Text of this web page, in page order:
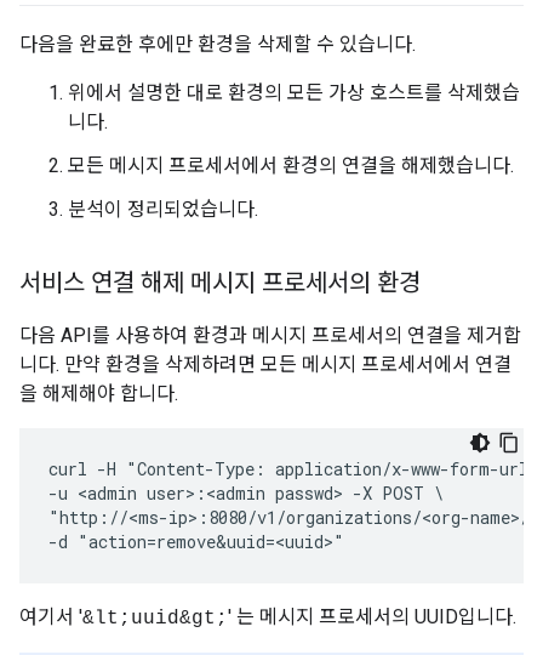
다음을 완료한 후에만 환경을 삭제할 수 있습니다.
위에서 설명한 대로 환경의 모든 가상 호스트를 삭제했습
니다.
모든 메시지 프로세서에서 환경의 연결을 해제했습니다.
분석이 정리되었습니다.
서비스 연결 해제 메시지 프로세서의 환경
다음 API를 사용하여 환경과 메시지 프로세서의 연결을 제거합
니다. 만약 환경을 삭제하려면 모든 메시지 프로세서에서 연결
을 해제해야 합니다.
curl -H "Content-Type: application/x-www-form-
-u <admin user>:<admin passwd> -X POST \
"http://<ms-ip>:8080/v1/organizations/<org-name>/
-d "action=remove&uuid=<uuid>"
여기서 '&lt;uuid&gt; ' 는 메시지 프로세서의 UUID입니다.